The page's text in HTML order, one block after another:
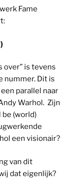
Fame
over” is tevens
nummer. Dit is
parallel naar
Warhol. Zijn
(world)
een visionair?
van dit
dat eigenlijk?